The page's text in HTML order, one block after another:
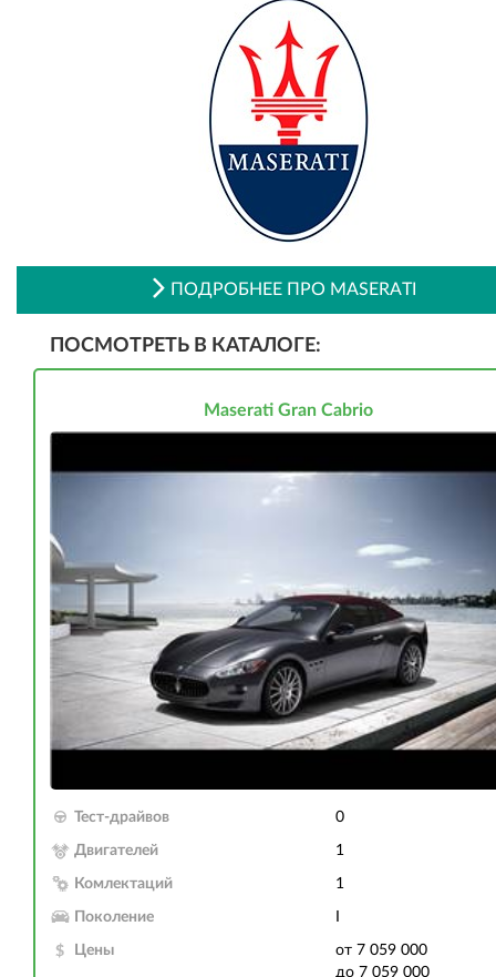
ПОДРОБНЕЕ ПРО MASERATI
ПОСМОТРЕТЬ В КАТАЛОГЕ:
Maserati Gran Cabrio
Тест-драйвов 0
Двигателей 1
Комлектаций 1
Поколение
Цены
от 7 059 000
до 7 059 000